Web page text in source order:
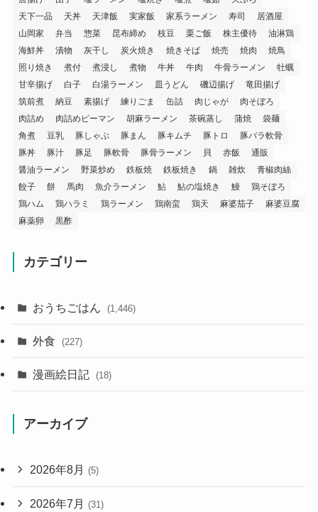
天下一品
天丼 天津飯 実家飯 家系ラーメン 寿司
居酒屋
山岡家
弁当 惣菜 昆布締め 枝豆 栗ご飯 株主優待
油淋鶏
海鮮丼
漬物 灰干し 炭火焼き 焼きそば 焼売 焼肉
焼鳥
照り焼き
煮付 煮浸し 煮物 牛丼 牛肉 牛骨ラーメン
牡蠣
甘辛揚げ
白子 白湯ラーメン 皿うどん 磯辺揚げ
竜田揚げ
筑前煮
納豆 素揚げ 練りごま 缶詰 肉じゃが
肉そぼろ
肉詰め
肉詰めピーマン 胡麻ラーメン 茶碗蒸し 蒲焼
袋麺
角煮
豆乳 豚しゃぶ 豚まん 豚キムチ 豚トロ
豚バラ軟骨
豚丼
豚汁 豚足 豚軟骨 豚骨ラーメン 貝 赤飯
通販
醤油ラーメン
野菜炒め 鉄板焼 鉄板焼き 鍋 雑炊
青椒肉絲
餃子
餅 馬肉 魚介ラーメン 鮎 鮎の塩焼き 鰻
鶏そぼろ
鶏ハム
鶏ハラミ 鶏ラーメン 鶏南蛮 鶏天 麻婆茄子
麻婆豆腐
麻薬卵
黒酢
カテゴリー
おうちごはん (1,446)
外食 (227)
漫画絵日記 (18)
アーカイブ
2026年8月 (5)
2026年7月 (31)